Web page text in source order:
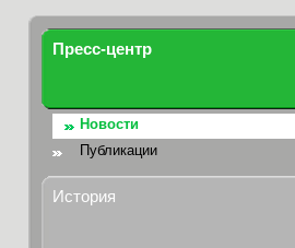
Пресс-центр
Новости
Публикации
История